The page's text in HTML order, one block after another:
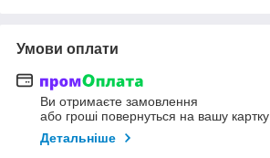
Умови оплати
Ви отримаєте замовлення
або гроші повернуться на вашу картку
Детальніше